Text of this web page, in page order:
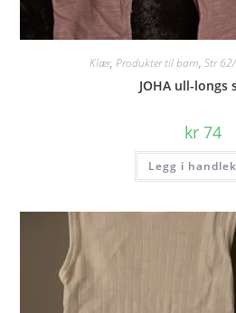
Klær, Produkter til barn, Str
JOHA ull-longs
kr74
Legg i